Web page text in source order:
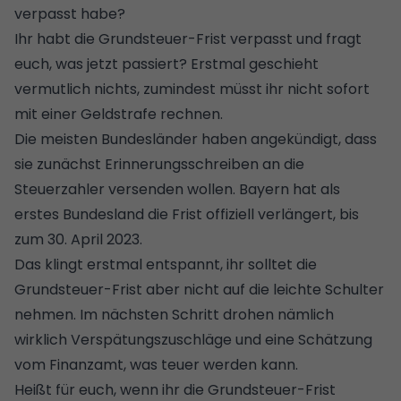
verpasst habe?
Ihr habt die Grundsteuer-Frist verpasst und fragt
euch, was jetzt passiert? Erstmal geschieht
vermutlich nichts, zumindest müsst ihr nicht sofort
mit einer Geldstrafe rechnen.
Die meisten Bundesländer haben angekündigt, dass
sie zunächst Erinnerungsschreiben an die
Steuerzahler versenden wollen. Bayern hat als
erstes Bundesland die Frist offiziell verlängert, bis
zum 30. April 2023.
Das klingt erstmal entspannt, ihr solltet die
Grundsteuer-Frist aber nicht auf die leichte Schulter
nehmen. Im nächsten Schritt drohen nämlich
wirklich Verspätungszuschläge und eine Schätzung
vom Finanzamt, was teuer werden kann.
Heißt für euch, wenn ihr die Grundsteuer-Frist